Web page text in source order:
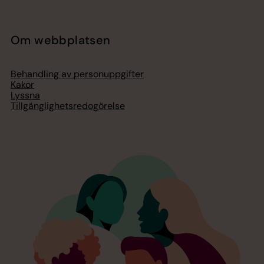
Om webbplatsen
Behandling av personuppgifter
Kakor
Lyssna
Tillgänglighetsredogörelse